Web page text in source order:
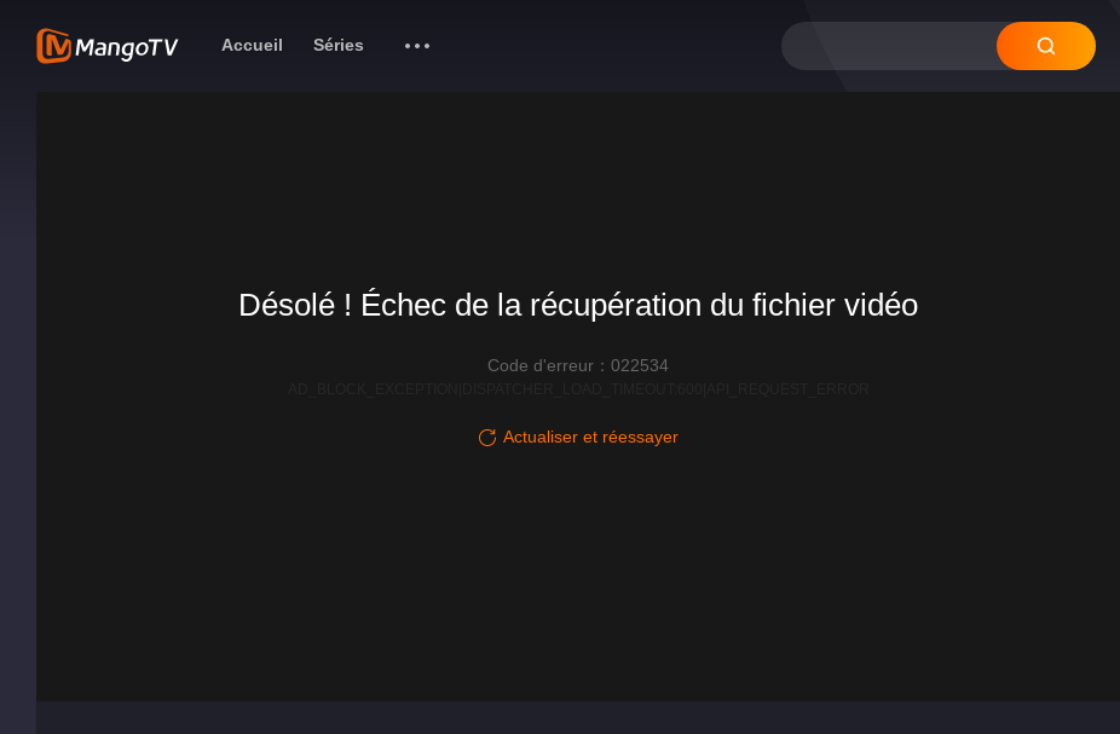
Accueil Séries
Désolé ! Échec de la récupération du fichier vidéo
Code d'erreur：022534
Actualiser et réessayer